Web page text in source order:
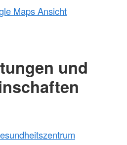
Maps Ansicht
und